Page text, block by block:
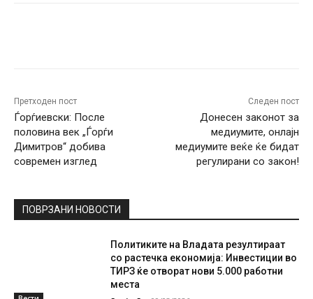
Претходен пост
Ѓорѓиевски: После
половина век „Ѓорѓи
Димитров“ добива
современ изглед
Следен пост
Донесен законот за
медиумите, онлајн
медиумите веќе ќе бидат
регулирани со закон!
ПОВРЗАНИ НОВОСТИ
Политиките на Владата резултираат
со растечка економија: Инвестиции во
ТИРЗ ќе отворат нови 5.000 работни
места